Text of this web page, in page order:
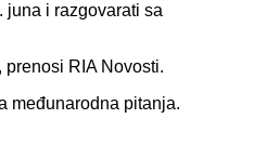
i razgovarati sa
RIA Novosti.
međunarodna pitanja.